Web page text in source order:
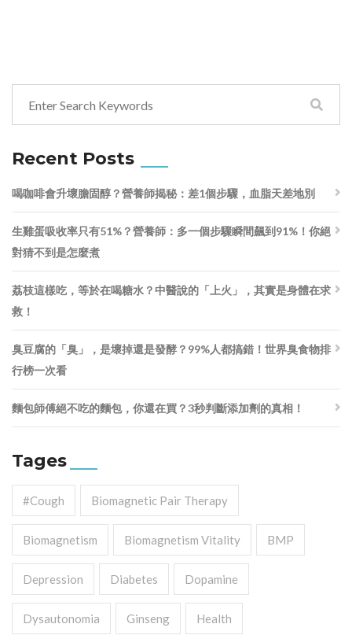
Recent Posts
喝咖啡會升壞膽固醇？營養師揭秘：差1個步驟，血脂天差地別
生雞蛋吸收率只有51%？營養師：多一個步驟瞬間飆到91%！你絕
對猜不到是怎麼煮
荔枝這樣吃，等於在喝糖水？中醫說的「上火」，其實是身體在求
救！
臭豆腐的「臭」，是壞掉還是發酵？99%人都搞錯！世界臭食物排
行榜一次看
麵包師傅絕不吃的麵包，你還在買？3秒判斷添加劑的真相！
Tages
#cough Biomagnetic Pair Therapy
Biomagnetism Biomagnetism Vitality BMP
Depression Diabetes Dopamine
Dysautonomia Ginseng Health